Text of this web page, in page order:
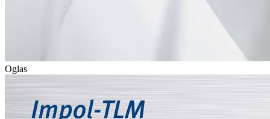
Oglas